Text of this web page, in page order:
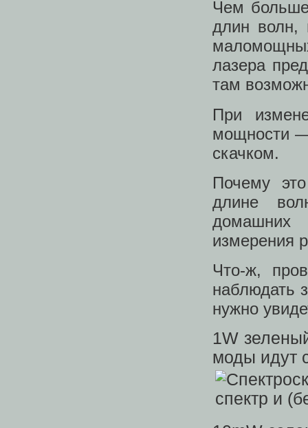
Чем
длин волн,
лазера
там
При
мощности —
скачком.
Почему
длине
домашних
измерения
Что-ж,
наблюдать
нужно
1W
моды идут